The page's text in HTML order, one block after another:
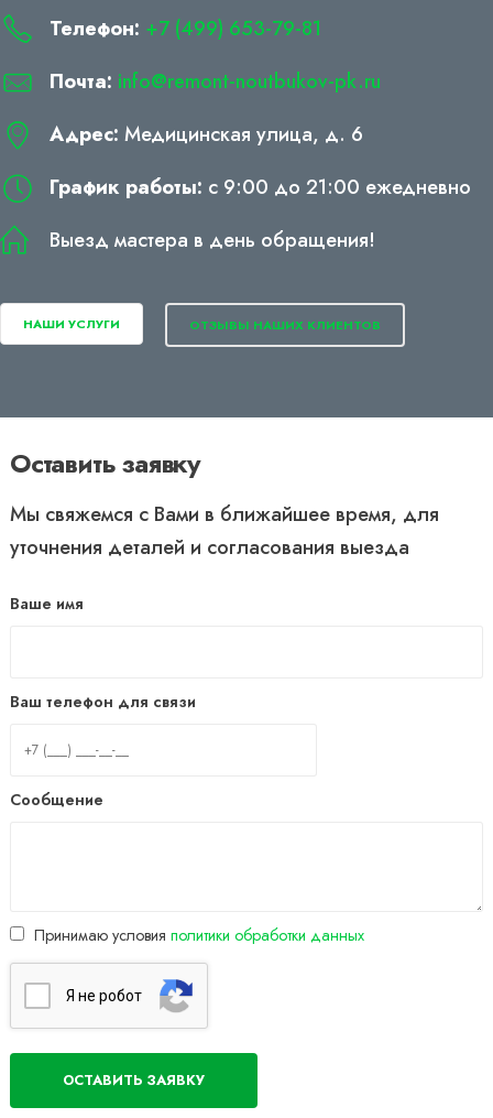
Телефон: +7 (499) 653-79-81
Почта: info@remont-noutbukov-pk.ru
Адрес: Медицинская улица, д. 6
График работы: с 9:00 до 21:00 ежедневно
Выезд мастера в день обращения!
НАШИ УСЛУГИ ОТЗЫВЫ НАШИХ КЛИЕНТОВ
Оставить заявку
Мы свяжемся с Вами в ближайшее время, для
уточнения деталей и согласования выезда
Ваше имя
Ваш телефон для связи
Сообщение
Принимаю условия политики обработки данных
Я нe poбoт